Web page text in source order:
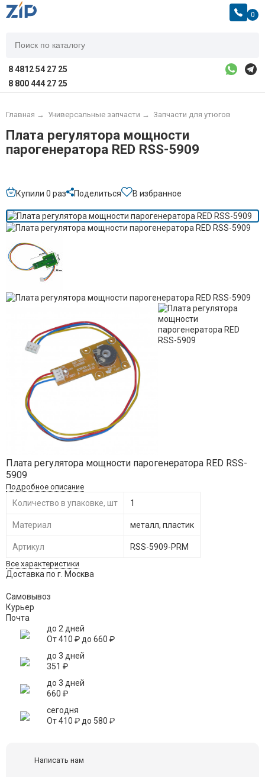
0
8 4812 54 27 25
8 800 444 27 25
Главная → Универсальные запчасти → Запчасти для утюгов
Плата регулятора мощности
парогенератора RED RSS-5909
Купили 0 раз Поделиться В избранное
​Плата регулятора мощности парогенератора RED RSS-
5909​
Подробное описание
Количество в упаковке, шт 1
Материал металл, пластик
Артикул RSS-5909-PRM
Все характеристики
Доставка по г. Москва
Самовывоз
Курьер
Почта
до 2 дней
От 410 ₽ до 660 ₽
до 3 дней
351 ₽
до 3 дней
660 ₽
сегодня
От 410 ₽ до 580 ₽
Написать нам